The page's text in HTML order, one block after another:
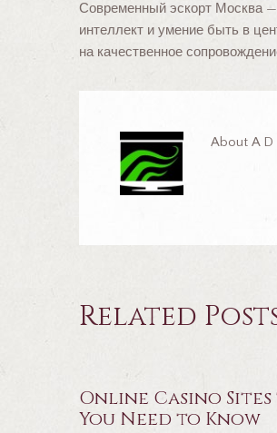
Современный эскорт Москва —
интеллект и умение быть в
на качественное
About
Related
Online Casino
You Need to Know